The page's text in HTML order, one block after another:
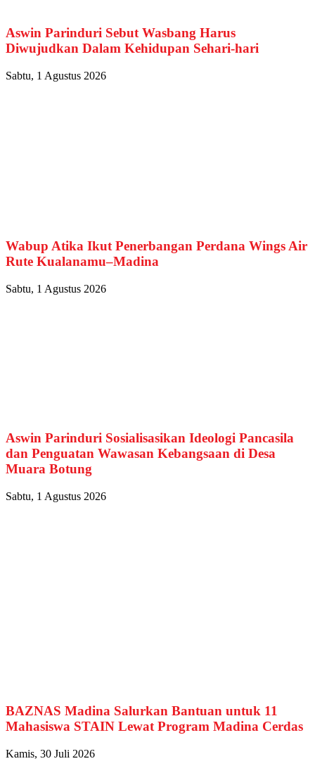
Aswin Parinduri Sebut Wasbang Harus
Diwujudkan Dalam Kehidupan Sehari-hari
Sabtu, 1 Agustus 2026
Wabup Atika Ikut Penerbangan Perdana Wings Air
Rute Kualanamu–Madina
Sabtu, 1 Agustus 2026
Aswin Parinduri Sosialisasikan Ideologi Pancasila
dan Penguatan Wawasan Kebangsaan di Desa
Muara Botung
Sabtu, 1 Agustus 2026
BAZNAS Madina Salurkan Bantuan untuk 11
Mahasiswa STAIN Lewat Program Madina Cerdas
Kamis, 30 Juli 2026